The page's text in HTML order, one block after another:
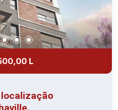
L
localização